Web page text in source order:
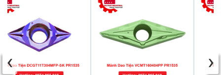
‹ ›